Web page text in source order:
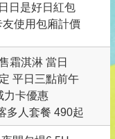
送一小時
日是好日紅包
新春好禮三選
使用包廂計價
霜淇淋 當日
免費換一支
平日三點前午
力卡優惠
多人套餐 490起